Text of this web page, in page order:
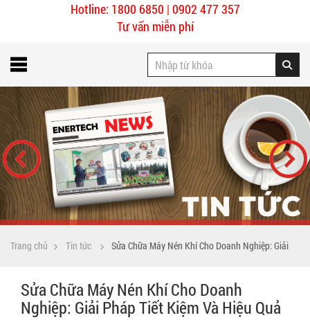
Hotline: 1800 6850 | 0902 477 357
Tư vấn miễn phí
Trang chủ Tin tức Sửa Chữa Máy Nén Khí Cho Doanh Nghiệp: Giải
Pháp Tiết Kiệm Và Hiệu Quả
Sửa Chữa Máy Nén Khí Cho Doanh
Nghiệp: Giải Pháp Tiết Kiệm Và Hiệu Quả